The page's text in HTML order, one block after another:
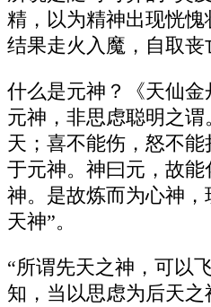
精，以为精神出现恍愧
结果走火入魔，自取丧
什么是元神？《天仙金
元神，非思虑聪明之
天；喜不能伤，怒不
于元神。神曰元，故
神。是故炼而为心神
天神”。
“所谓先天之神，可以
知，当以思虑为后天